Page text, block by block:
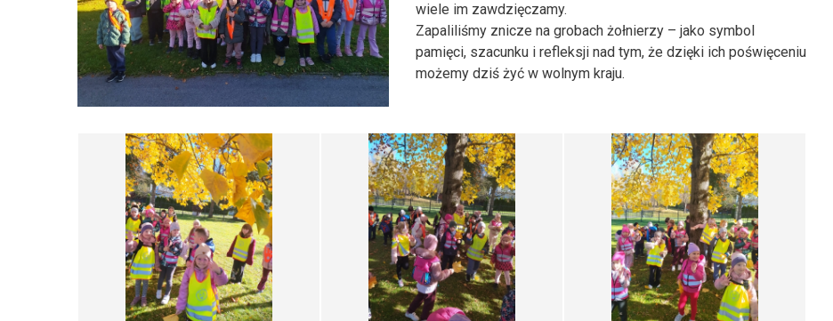
wiele im zawdzięczamy.
Zapaliliśmy znicze na grobach żołnierzy – jako symbol
pamięci, szacunku i refleksji nad tym, że dzięki ich poświęceniu
możemy dziś żyć w wolnym kraju.